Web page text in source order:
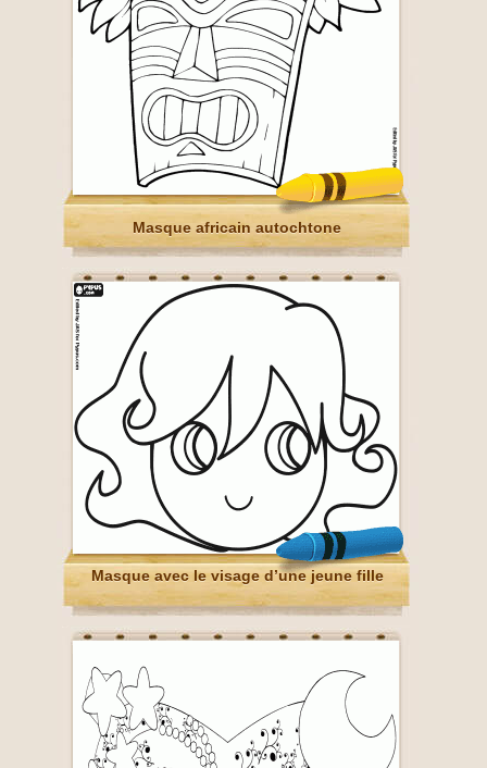
Masque africain autochtone
Masque avec le visage d’une jeune fille